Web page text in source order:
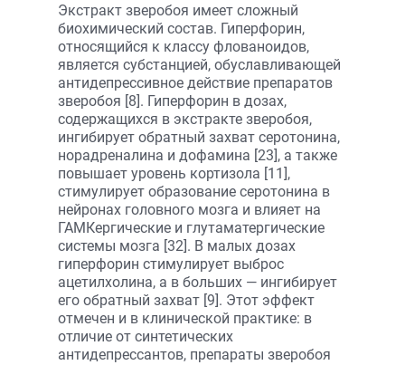
Экстракт зверобоя имеет сложный
биохимический состав. Гиперфорин,
относящийся к классу флованоидов,
является субстанцией, обуславливающей
антидепрессивное действие препаратов
зверобоя [8]. Гиперфорин в дозах,
содержащихся в экстракте зверобоя,
ингибирует обратный захват серотонина,
норадреналина и дофамина [23], а также
повышает уровень кортизола [11],
стимулирует образование серотонина в
нейронах головного мозга и влияет на
ГАМКергические и глутаматергические
системы мозга [32]. В малых дозах
гиперфорин стимулирует выброс
ацетилхолина, а в больших — ингибирует
его обратный захват [9]. Этот эффект
отмечен и в клинической практике: в
отличие от синтетических
антидепрессантов, препараты зверобоя